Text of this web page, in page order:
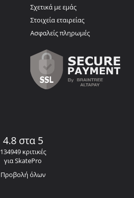
Σχετικά με εμάς
Στοιχεία εταιρείας
Ασφαλείς πληρωμές
4.8 στα 5
134949 κριτικές
για SkatePro
Προβολή όλων